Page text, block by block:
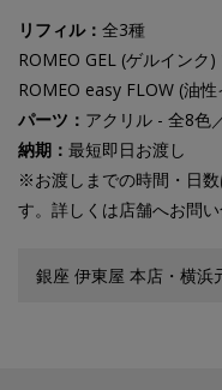
リフィル： 全3種
ROMEO GEL (ゲルインク)
ROMEO easy FLOW (油
パーツ： アクリル - 全8色
納期： 最短即日お渡し
※お渡しまでの時間・日
す。詳しくは店舗へお問い
銀座 伊東屋 本店・横浜